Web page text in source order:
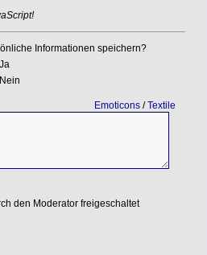
Informationen speichern?
Ja
Nein
Emoticons/Textile
den Moderator freigeschaltet